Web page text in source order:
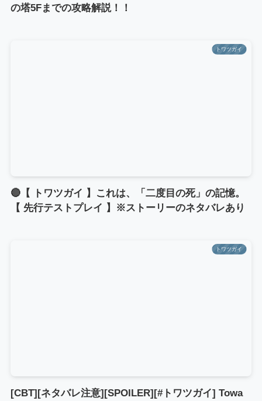
の塔5Fまでの攻略解説！！
トワツガイ
🔴【 トワツガイ 】これは、「二度目の死」の記憶。
【 先行テストプレイ 】※ストーリーのネタバレあり
トワツガイ
[CBT][ネタバレ注意][SPOILER][#トワツガイ] Towa